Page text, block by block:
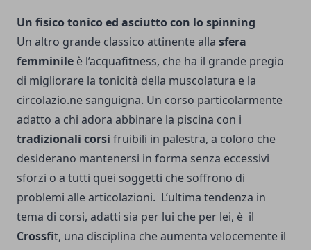
Un fisico tonico ed asciutto con lo spinning
Un altro grande classico attinente alla sfera
femminile è l’acquafitness, che ha il grande pregio
di migliorare la tonicità della muscolatura e la
circolazio.ne sanguigna. Un corso particolarmente
adatto a chi adora abbinare la piscina con i
tradizionali corsi fruibili in palestra, a coloro che
desiderano mantenersi in forma senza eccessivi
sforzi o a tutti quei soggetti che soffrono di
problemi alle articolazioni. L’ultima tendenza in
tema di corsi, adatti sia per lui che per lei, è il
Crossfit, una disciplina che aumenta velocemente il